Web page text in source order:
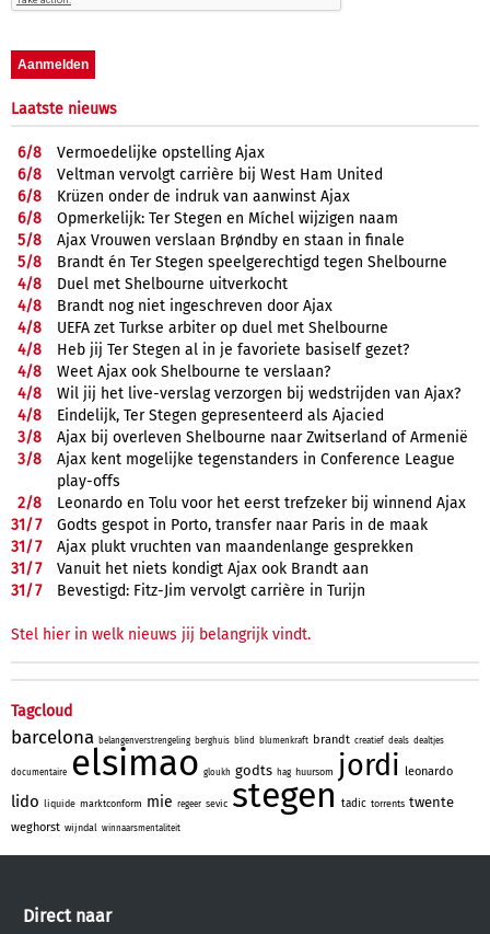
Laatste nieuws
6/8
Vermoedelijke opstelling Ajax
6/8
Veltman vervolgt carrière bij West Ham United
6/8
Krüzen onder de indruk van aanwinst Ajax
6/8
Opmerkelijk: Ter Stegen en Míchel wijzigen naam
5/8
Ajax Vrouwen verslaan Brøndby en staan in finale
5/8
Brandt én Ter Stegen speelgerechtigd tegen Shelbourne
4/8
Duel met Shelbourne uitverkocht
4/8
Brandt nog niet ingeschreven door Ajax
4/8
UEFA zet Turkse arbiter op duel met Shelbourne
4/8
Heb jij Ter Stegen al in je favoriete basiself gezet?
4/8
Weet Ajax ook Shelbourne te verslaan?
4/8
Wil jij het live-verslag verzorgen bij wedstrijden van Ajax?
4/8
Eindelijk, Ter Stegen gepresenteerd als Ajacied
3/8
Ajax bij overleven Shelbourne naar Zwitserland of Armenië
3/8
Ajax kent mogelijke tegenstanders in Conference League
play-offs
2/8
Leonardo en Tolu voor het eerst trefzeker bij winnend Ajax
31/7
Godts gespot in Porto, transfer naar Paris in de maak
31/7
Ajax plukt vruchten van maandenlange gesprekken
31/7
Vanuit het niets kondigt Ajax ook Brandt aan
31/7 Bevestigd: Fitz-Jim vervolgt carrière in Turijn
Stel hier in welk nieuws jij belangrijk vindt.
Tagcloud
barcelona belangenverstrengeling berghuis blind blumenkraft brandt creatief deals dealtjes
documentaire elsimao gloukh godts hag huursom jordi leonardo
lido liquide marktconform mie regeer sevic stegen tadic torrents twente
weghorst wijndal winnaarsmentaliteit
Direct naar